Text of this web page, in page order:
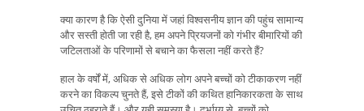
क्या कारण है कि ऐसी दुनिया में जहां विश्वसनीय ज्ञान की पहुंच सामान्य
और सस्ती होती जा रही है, हम अपने प्रियजनों को गंभीर बीमारियों की
जटिलताओं के परिणामों से बचाने का फैसला नहीं करते हैं?
हाल के वर्षों में, अधिक से अधिक लोग अपने बच्चों को टीकाकरण नहीं
करने का विकल्प चुनते हैं, इसे टीकों की कथित हानिकारकता के साथ